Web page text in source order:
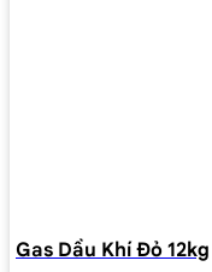
Gas Dầu Khí Đỏ 12kg